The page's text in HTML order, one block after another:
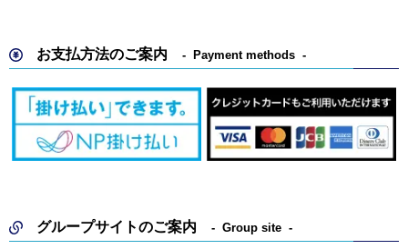
お支払方法のご案内 Payment methods
グループサイトのご案内 Group site